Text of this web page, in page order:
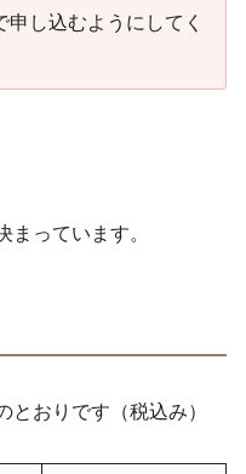
し込むようにしてく
まっています。
おりです（税込み）